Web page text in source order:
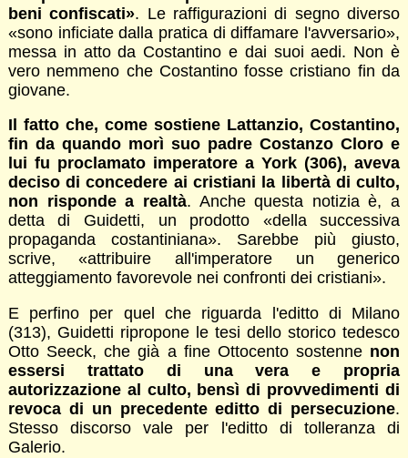
beni confiscati». Le raffigurazioni di segno diverso
«sono inficiate dalla pratica di diffamare l'avversario»,
messa in atto da Costantino e dai suoi aedi. Non è
vero nemmeno che Costantino fosse cristiano fin da
giovane.
Il fatto che, come sostiene Lattanzio, Costantino,
fin da quando morì suo padre Costanzo Cloro e
lui fu proclamato imperatore a York (306), aveva
deciso di concedere ai cristiani la libertà di culto,
non risponde a realtà. Anche questa notizia è, a
detta di Guidetti, un prodotto «della successiva
propaganda costantiniana». Sarebbe più giusto,
scrive, «attribuire all'imperatore un generico
atteggiamento favorevole nei confronti dei cristiani».
E perfino per quel che riguarda l'editto di Milano
(313), Guidetti ripropone le tesi dello storico tedesco
Otto Seeck, che già a fine Ottocento sostenne non
essersi trattato di una vera e propria
autorizzazione al culto, bensì di provvedimenti di
revoca di un precedente editto di persecuzione.
Stesso discorso vale per l'editto di tolleranza di
Galerio.